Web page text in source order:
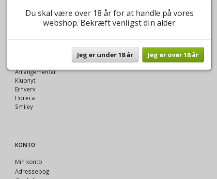
VINOTEK A FYNNIS
Arrangementer
Klubnyt
Erhverv
Horeca
Smiley
KONTO
Min konto
Adressebog
Du skal være over 18 år for at handle på vores
webshop. Bekræft venligst din alder
Jeg er under 18 år Jeg er over 18 år